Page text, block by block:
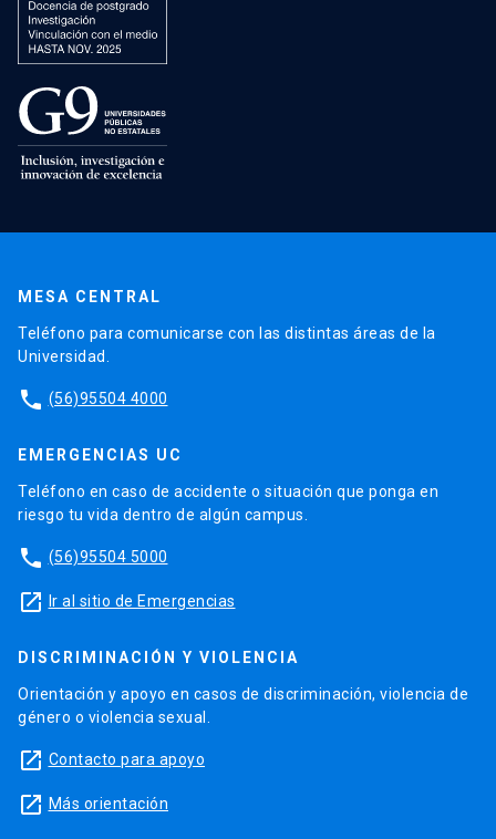
MESA CENTRAL
Teléfono para comunicarse con las distintas áreas de la
Universidad.
phone (56)95504 4000
EMERGENCIAS UC
Teléfono en caso de accidente o situación que ponga en
riesgo tu vida dentro de algún campus.
phone (56)95504 5000
launch Ir al sitio de Emergencias
DISCRIMINACIÓN Y VIOLENCIA
Orientación y apoyo en casos de discriminación, violencia de
género o violencia sexual.
launch Contacto para apoyo
launch Más orientación